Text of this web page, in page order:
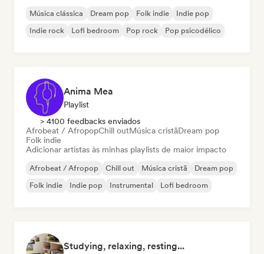
Música clássica Dream pop Folk indie
Indie pop
Indie rock
Lofi bedroom Pop rock Pop psicodélico
Anima Mea
Playlist
> 4100 feedbacks enviados
Afrobeat / AfropopChill outMúsica cristãDream pop
Folk indie
Adicionar artistas às minhas playlists de maior impacto
Afrobeat / Afropop Chill out Música cristã
Dream pop
Folk indie
Indie pop Instrumental Lofi bedroom
Studying, relaxing, resting...